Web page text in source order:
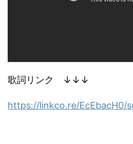
歌詞リンク ↓↓↓
https://linkco.re/EcEbacH0/